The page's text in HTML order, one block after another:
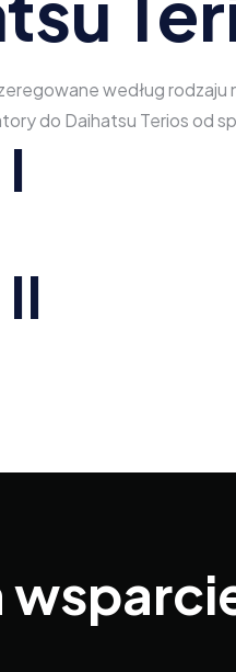
według
do Daihatsu Terios od